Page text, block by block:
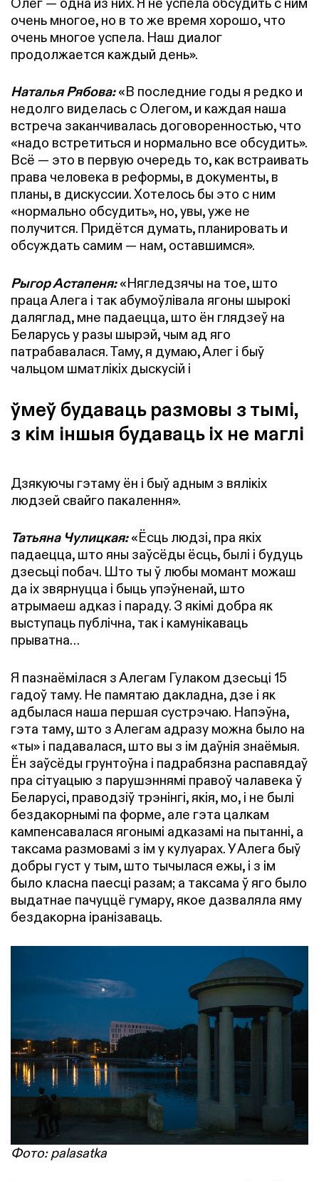
очень многое, но в то же время хорошо, что
очень многое успела. Наш диалог
продолжается каждый день».
Наталья Рябова:«В последние годы я редко и
недолго виделась с Олегом, и каждая наша
встреча заканчивалась договоренностью, что
«надо встретиться и нормально все обсудить».
Всё — это в первую очередь то, как встраивать
права человека в реформы, в документы, в
планы, в дискуссии. Хотелось бы это с ним
«нормально обсудить», но, увы, уже не
получится. Придётся думать, планировать и
обсуждать самим — нам, оставшимся».
Рыгор Астапеня:«Нягледзячы на тое, што
праца Алега і так абумоўлівала ягоны шырокі
даляглад, мне падаецца, што ён глядзеў на
Беларусь у разы шырэй, чым ад яго
патрабавалася. Таму, я думаю, Алег і быў
чальцом шматлікіх дыскусій і
ўмеў будаваць размовы з тымі,
з кім іншыя будаваць іх не маглі
Дзякуючы гэтаму ён і быў адным з вялікіх
людзей свайго пакалення».
Татьяна Чулицкая:«Ёсць людзі, пра якіх
падаецца, што яны заўсёды ёсць, былі і будуць
дзесьці побач. Што ты ў любы момант можаш
да іх звярнуцца і быць упэўненай, што
атрымаеш адказ і параду. З якімі добра як
выступаць публічна, так і камунікаваць
прыватна…
Я пазнаёмілася з Алегам Гулаком дзесьці 15
гадоў таму. Не памятаю дакладна, дзе і як
адбылася наша першая сустрэчаю. Напэўна,
гэта таму, што з Алегам адразу можна было на
«ты» і падавалася, што вы з ім даўнія знаёмыя.
Ён заўсёды грунтоўна і падрабязна распавядаў
пра сітуацыю з парушэннямі правоў чалавека ў
Беларусі, праводзіў трэнінгі, якія, мо, і не былі
бездакорнымі па форме, але гэта цалкам
кампенсавалася ягонымі адказамі на пытанні, а
таксама размовамі з ім у кулуарах. У Алега быў
добры густ у тым, што тычылася ежы, і з ім
было класна паесці разам; а таксама ў яго было
выдатнае пачуццё гумару, якое дазваляла яму
бездакорна іранізаваць.
Фото: palasatka